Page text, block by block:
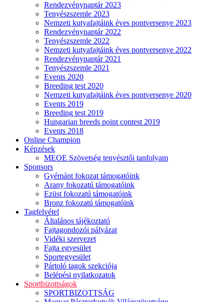
Rendezvénynaptár 2023
Tenyészszemle 2023
Nemzeti kutyafajtáink éves pontversenye 2023
Rendezvénynaptár 2022
Tenyészszemle 2022
Nemzeti kutyafajtáink éves pontversenye 2022
Rendezvénynaptár 2021
Tenyészszemle 2021
Events 2020
Breeding test 2020
Nemzeti kutyafajtáink éves pontversenye 2020
Events 2019
Breeding test 2019
Hungarian breeds point contest 2019
Events 2018
Online Champion
Képzések
MEOE Szövetség tenyésztői tanfolyam
Sponsors
Gyémánt fokozat támogatóink
Arany fokozatú támogatóink
Ezüst fokozatú támogatóink
Bronz fokozatú támogatóink
Tagfelvétel
Általános tájékoztató
Fajtagondozói pályázat
Vidéki szervezet
Fajta egyesület
Sportegyesület
Pártoló tagok szekciója
Belépési nyilatkozatok
Sportbizottságok
SPORTBIZOTTSÁG